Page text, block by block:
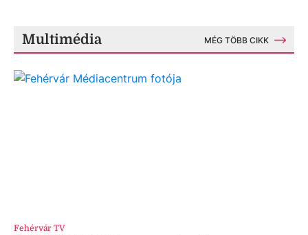
Multimédia MÉG TÖBB CIKK
Fehérvár TV